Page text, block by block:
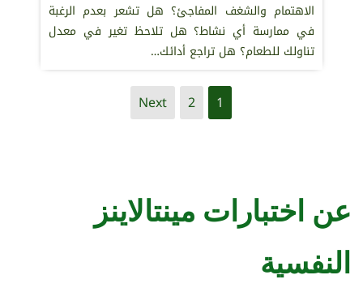
الاهتمام والشغف المفاجئ؟ هل تشعر بعدم الرغبة
في ممارسة أي نشاط؟ هل تلاحظ تغير في معدل
تناولك للطعام؟ هل تراجع أدائك…
1
2
Next
عن اختبارات مينتالاينز
النفسية